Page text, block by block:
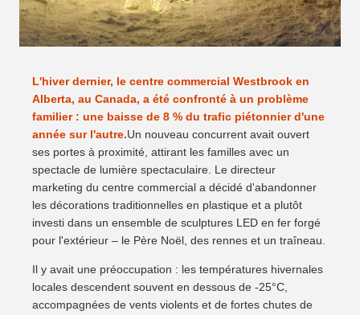
L'hiver dernier, le centre commercial Westbrook en
Alberta, au Canada, a été confronté à un problème
familier : une baisse de 8 % du trafic piétonnier d'une
année sur l'autre.Un nouveau concurrent avait ouvert
ses portes à proximité, attirant les familles avec un
spectacle de lumière spectaculaire. Le directeur
marketing du centre commercial a décidé d'abandonner
les décorations traditionnelles en plastique et a plutôt
investi dans un ensemble de sculptures LED en fer forgé
pour l'extérieur – le Père Noël, des rennes et un traîneau.
Il y avait une préoccupation : les températures hivernales
locales descendent souvent en dessous de -25°C,
accompagnées de vents violents et de fortes chutes de